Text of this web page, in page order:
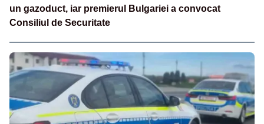
un gazoduct, iar premierul Bulgariei a convocat
Consiliul de Securitate